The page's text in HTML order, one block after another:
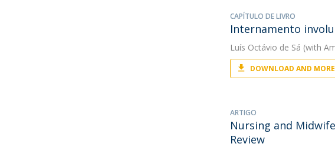
CAPÍTULO DE LIVRO
Internamento
Luís Octávio de Sá (with
DOWNLOAD AND
ARTIGO
Nursing and
Review